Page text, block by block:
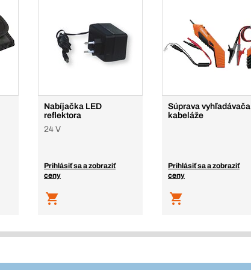
Nabíjačka LED
reflektora
24 V
Prihlásiť sa a zobraziť
ceny
Súprava vyhľadávača
kabeláže
Prihlásiť sa a zobraziť
ceny